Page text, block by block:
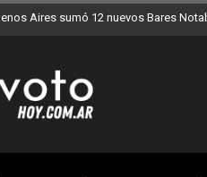
Aires sumó 12 nuevos Bares